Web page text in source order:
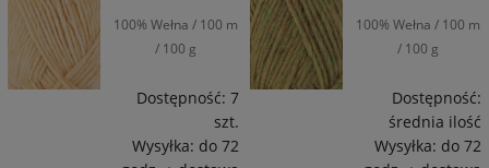
100% Wełna / 100 m
/ 100 g
Dostępność: 7
szt.
Wysyłka: do 72
100% Wełna / 100 m
/ 100 g
Dostępność:
średnia ilość
Wysyłka: do 72